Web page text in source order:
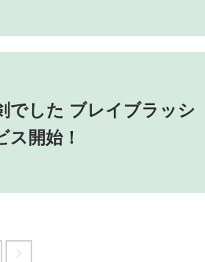
でした ブレイブラッシ
ス開始！